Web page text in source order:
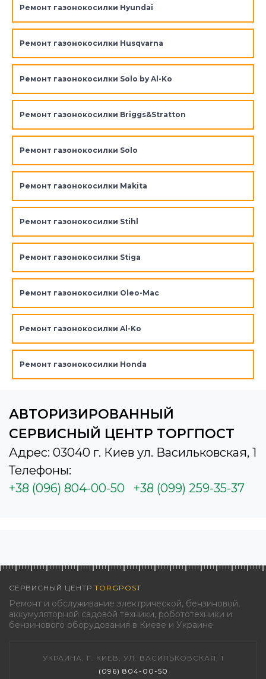
Ремонт газонокосилки Hyundai
Ремонт газонокосилки Husqvarna
Ремонт газонокосилки Solo by Al-Ko
Ремонт газонокосилки Briggs&Stratton
Ремонт газонокосилки Solo
Ремонт газонокосилки Makita
Ремонт газонокосилки Stihl
Ремонт газонокосилки Stiga
Ремонт газонокосилки Oleo-Mac
Ремонт газонокосилки Al-Ko
Ремонт газонокосилки Honda
АВТОРИЗИРОВАННЫЙ
СЕРВИСНЫЙ ЦЕНТР ТОРГПОСТ
Адрес: 03040 г. Киев ул. Васильковская, 1
Телефоны:
+38 (096) 804-00-50
+38 (099) 259-35-37
СЕРВИСНЫЙ ЦЕНТР TORGPOST
Ремонт и обслуживание электрической, бензиновой,
аккумуляторной садовой техники, робототехники и
бензинового оборудования в Киеве и Украине
УКРАИНА, Г. КИЕВ, УЛ. ВАСИЛЬКОВСКАЯ, 1
(096) 804-00-50